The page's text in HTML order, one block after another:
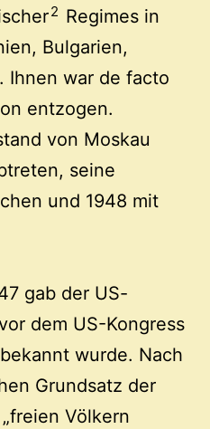
2 Regimes in
Bulgarien,
Ihnen war de facto
entzogen.
von Moskau
seine
und 1948 mit
gab der US-
dem US-Kongress
wurde. Nach
Grundsatz der
Völkern